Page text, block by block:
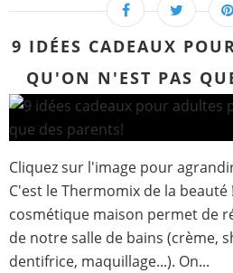
9 IDÉES CADEAUX
QU'ON N'EST PAS
Cliquez sur l'image pour
C'est le Thermomix de la
cosmétique maison permet de
de notre salle de bains (crème,
dentifrice, maquillage...). On...